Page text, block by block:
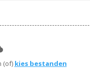
(of) kies bestanden